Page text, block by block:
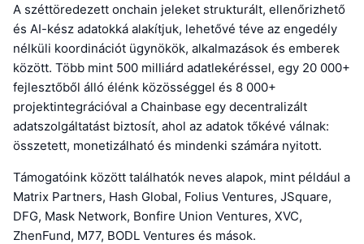
A széttöredezett onchain jeleket strukturált, ellenőrizhető
és AI-kész adatokká alakítjuk, lehetővé téve az engedély
nélküli koordinációt ügynökök, alkalmazások és emberek
között. Több mint 500 milliárd adatlekéréssel, egy 20 000+
fejlesztőből álló élénk közösséggel és 8 000+
projektintegrációval a Chainbase egy decentralizált
adatszolgáltatást biztosít, ahol az adatok tőkévé válnak:
összetett, monetizálható és mindenki számára nyitott.
Támogatóink között találhatók neves alapok, mint például a
Matrix Partners, Hash Global, Folius Ventures, JSquare,
DFG, Mask Network, Bonfire Union Ventures, XVC,
ZhenFund, M77, BODL Ventures és mások.